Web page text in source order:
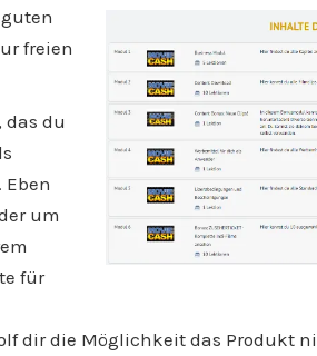
freien
das du
um
für
dir die Möglichkeit das Produkt